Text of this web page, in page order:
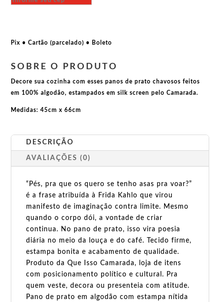
Pés,
amaria
Pix • Cartão (parcelado) • Boleto
SOBRE O PRODUTO
Decore sua cozinha com esses panos de prato chavosos feitos
em 100% algodão, estampados em silk screen pelo Camarada.
Medidas: 45cm x 66cm
DESCRIÇÃO
AVALIAÇÕES (0)
“Pés, pra que os quero se tenho asas pra voar?”
é a frase atribuída à Frida Kahlo que virou
manifesto de imaginação contra limite. Mesmo
quando o corpo dói, a vontade de criar
continua. No pano de prato, isso vira poesia
diária no meio da louça e do café. Tecido firme,
estampa bonita e acabamento de qualidade.
Produto da Que Isso Camarada, loja de itens
com posicionamento político e cultural. Pra
quem veste, decora ou presenteia com atitude.
Pano de prato em algodão com estampa nítida